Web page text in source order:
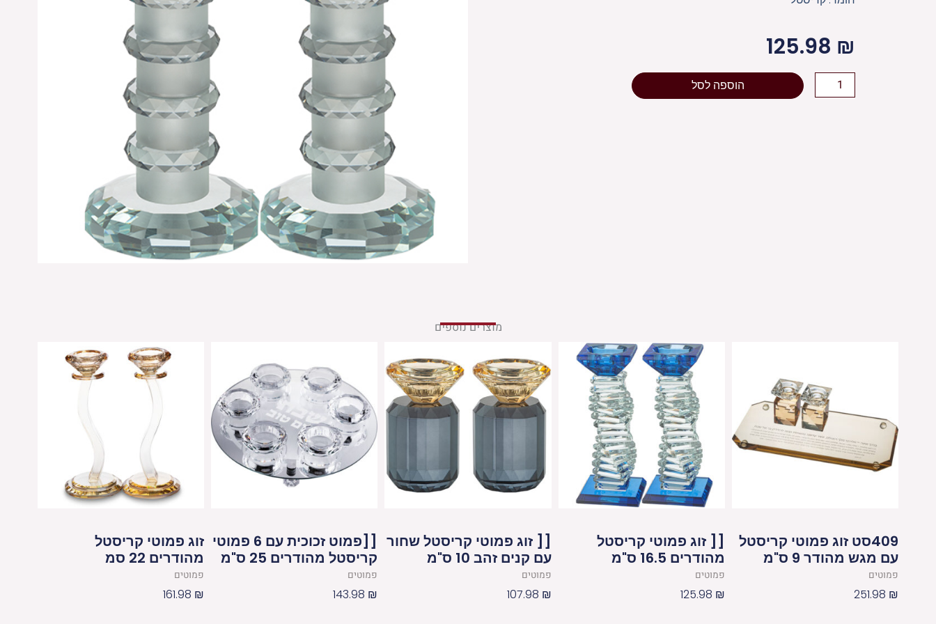
125.98 ₪
כמות
של
הוספה לסל
מוצרים נוספים
409סט זוג פמוטי קריסטל
עם מגש מהודר 9 ס"מ
פמוטים
251.98 ₪
[[ זוג פמוטי קריסטל
מהודרים 16.5 ס"מ
פמוטים
125.98 ₪
[[ זוג פמוטי קריסטל שחור
עם קנים זהב 10 ס"מ
פמוטים
107.98 ₪
[[פמוט זכוכית עם 6 פמוטי
קריסטל מהודרים 25 ס"מ
פמוטים
143.98 ₪
זוג פמוטי קריסטל
מהודרים 22 סמ
פמוטים
161.98 ₪